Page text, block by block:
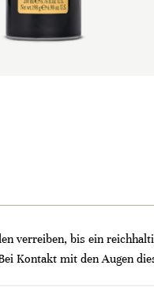
verreiben, bis ein
Kontakt mit den Augen